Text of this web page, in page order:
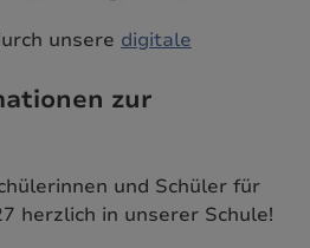
unsere digitale
zur
und Schüler für
herzlich in unserer Schule!